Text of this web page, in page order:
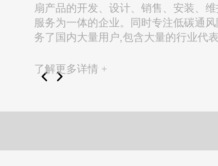
扇产品的开发、设计、销售、安装、
服务为一体的企业。同时专注低碳通
务了国内大量用户,包含大量的行业代
了解更多详情 +